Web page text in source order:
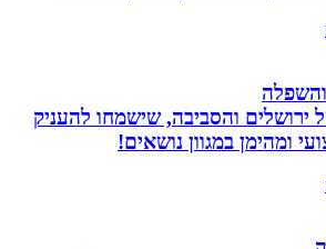
והסביבה, שישמחו להעניק
במגוון נושאים!